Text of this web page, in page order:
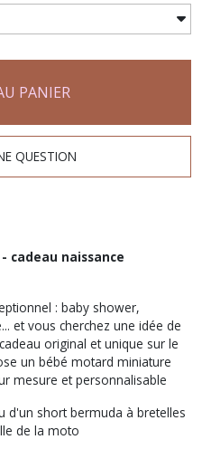
PANIER
QUESTION
cadeau naissance
: baby shower,
et vous cherchez une idée de
original et unique sur le
un bébé motard miniature
mesure et personnalisable
d'un short bermuda à bretelles
de la moto